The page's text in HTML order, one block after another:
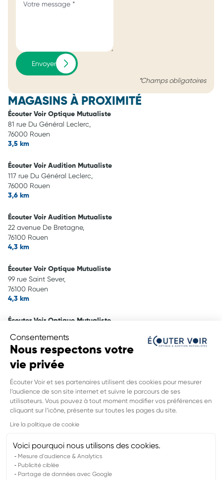
Consentements
Nous respectons votre
vie privée
Écouter Voir et ses partenaires utilisent des cookies pour mesurer
l’audience de son site internet et suivre le parcours de ses
utilisateurs. Vous pouvez à tout moment modifier vos préférences en
cliquant sur l’icône, présente sur toutes les pages du site.
Lire la politique de cookie
Voici pourquoi nous utilisons des cookies.
Mesure d'audience & Analytics
Publicité ciblée
Partage de données avec Google
Envoyer
*Champs obligatoires
MAGASINS À PROXIMITÉ
Écouter Voir Optique Mutualiste
81 rue Du Général Leclerc,
76000 Rouen
3,5 km
Écouter Voir Audition Mutualiste
117 rue Du Général Leclerc,
76000 Rouen
3,6 km
Écouter Voir Audition Mutualiste
22 avenue De Bretagne,
76100 Rouen
4,3 km
Écouter Voir Optique Mutualiste
99 rue Saint Sever,
76100 Rouen
4,3 km
Écouter Voir Optique Mutualiste
76300 Sotteville Les Rouen
5,6 km
Ecouter Voir Audition Mutualiste
3b Rue des Martyrs de la Résistance,
76150 Maromme
6,7 km
INFORMATIONS LÉGALES DE CE
POINT DE VENTE
Nom du groupement : VYV3 NORMANDIE
Adresse mail DPO : dpd.normandie@vyv3.fr